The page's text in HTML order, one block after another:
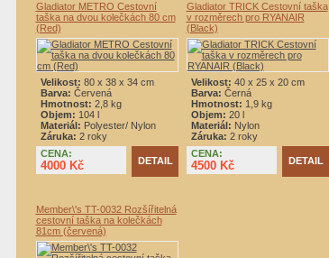
Gladiator METRO Cestovní
taška na dvou kolečkách 80 cm
(Red)
Gladiator TRICK Cestovní taška
v rozměrech pro RYANAIR
(Black)
Velikost: 80 x 38 x 34 cm
Barva: Červená
Hmotnost: 2,8 kg
Objem: 104 l
Materiál: Polyester/ Nylon
Záruka: 2 roky
Velikost: 40 x 25 x 20 cm
Barva: Černá
Hmotnost: 1,9 kg
Objem: 20 l
Materiál: Nylon
Záruka: 2 roky
CENA:
4000 Kč DETAIL
CENA:
4500 Kč DETAIL
Member\'s TT-0032 Rozšířitelná
cestovní taška na kolečkách
81cm (červená)